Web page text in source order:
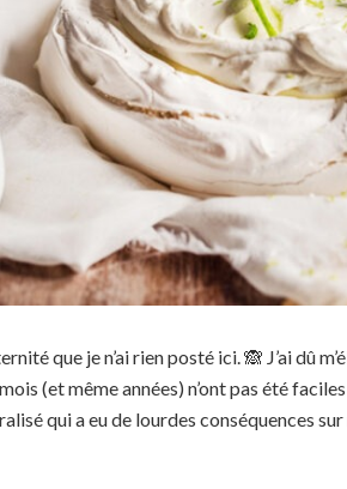
que je n’ai rien posté ici. 🙈 J’ai dû
(et même années) n’ont pas été
qui a eu de lourdes conséquences